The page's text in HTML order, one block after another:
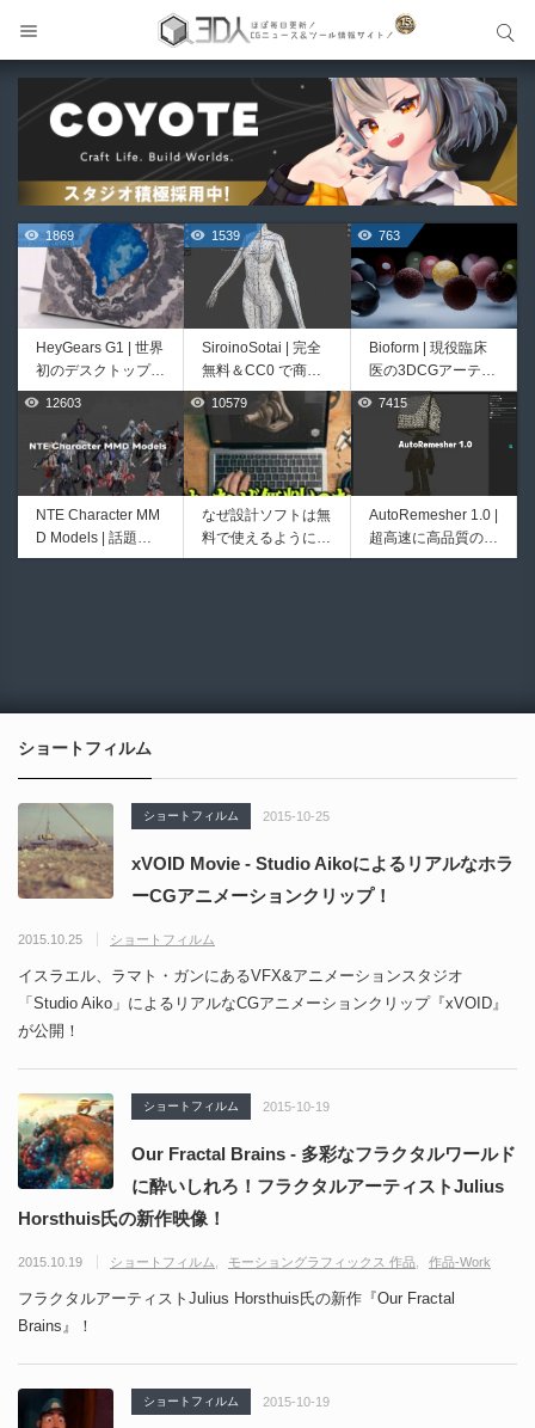
1869
HeyGears G1 | 世界
初のデスクトップ型
フルカラー3D＆UV
統合型プリンターが
登場！
1539
SiroinoSotai | 完全
無料＆CC0 で商用
利用OKなVRChat向
け共通素体3Dモデ
ルが正式リリース！
程よいポリ数＆トポ
ロジーにも注目！
763
Bioform | 現役臨床
医の3DCGアーティ
ストが実際の解剖学
に基づいて構築した
プロシージャルな生
物学的Blenderマテ
リアルアセットアド
オン！無料お試し版
もあるよ！
499
Unityエフェクトレ
シピブック パーツ
を組み合わせて作れ
400
Directive Utilities |
ブループリントライ
ブラリやエディタス
12603
NTE Character MM
D Models | 話題の
ゲーム『NTE（Nev
10579
なぜ設計ソフトは無
料で使えるようにな
ったのか──3D-CA
7415
AutoRemesher 1.0 |
超高速に高品質のク
ワッドポリゴンでリ
能な伸縮式ライトセ
ーバーの開発メイキ
nderのドキュメン
er向けAIエージェン
CGMatter
ショートフィルム
ショートフィルム 2015-10-25
xVOID Movie - Studio Aikoによるリアルなホラ
ーCGアニメーションクリップ！
2015.10.25 ショートフィルム
イスラエル、ラマト・ガンにあるVFX&アニメーションスタジオ
「Studio Aiko」によるリアルなCGアニメーションクリップ『xVOID』
が公開！
ショートフィルム 2015-10-19
Our Fractal Brains - 多彩なフラクタルワールド
に酔いしれろ！フラクタルアーティストJulius
Horsthuis氏の新作映像！
2015.10.19 ショートフィルム モーショングラフィックス 作品 作品-Work
フラクタルアーティストJulius Horsthuis氏の新作『Our Fractal
Brains』！
ショートフィルム 2015-10-19
サイト内検索